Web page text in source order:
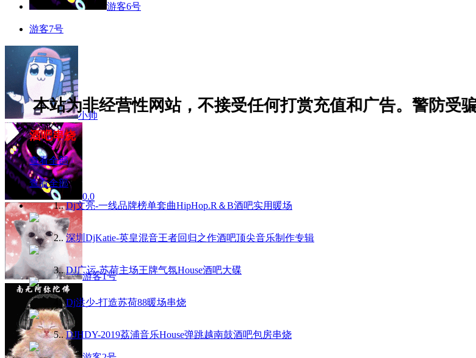
游客6号
游客7号
小帅
0.0
游客1号
本站为非经营性网站，不接受任何打赏充值和广告。警防受骗。
酒吧串烧
查看全部
查看全部
1..Dj文亮-一线品牌榜单套曲HipHop.R＆B酒吧实用暖场
2..深圳DjKatie-英皇混音王者回归之作酒吧顶尖音乐制作专辑
3..DJ广运-苏荷主场王牌气氛House酒吧大碟
4..Dj洪少-打造苏荷88暖场串烧
5..DJHDY-2019荔浦音乐House弹跳越南鼓酒吧包房串烧